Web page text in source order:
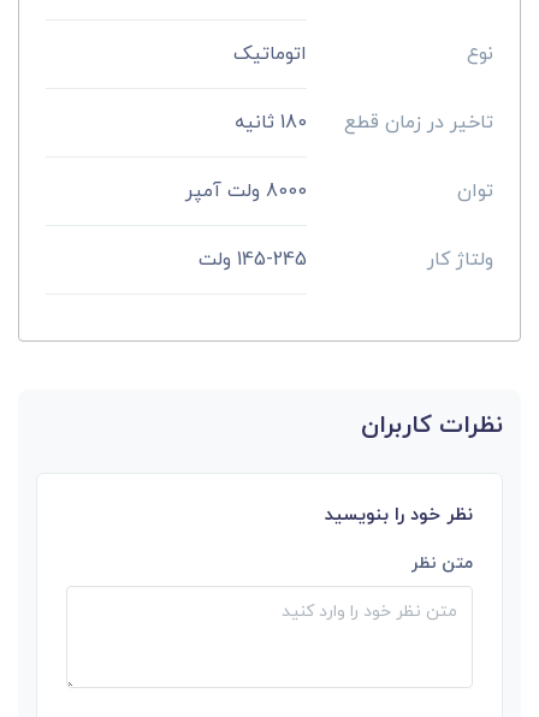
نوع اتوماتیک
تاخیر در زمان قطع 180 ثانیه
توان 8000 ولت آمپر
ولتاژ کار 145-245 ولت
نظرات کاربران
نظر خود را بنویسید
متن نظر